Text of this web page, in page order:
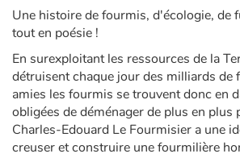
Héroïnes et héros
Écologie, nature, saisons
Les animaux
Voyage, épopée, enquête, aventure
Une histoire de fourmis, d'écologie, de
tout en poésie !
En surexploitant les ressources de la
détruisent chaque jour des milliards de
amies les fourmis se trouvent donc en
obligées de déménager de plus en plus
Charles-Edouard Le Fourmisier a une
creuser et construire une fourmilière